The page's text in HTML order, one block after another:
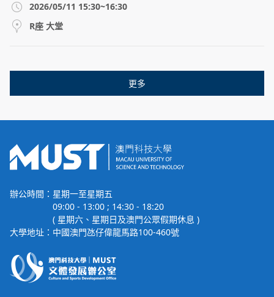
2026/05/11 15:30~16:30
R座 大堂
更多
辦公時間： 星期一至星期五
09:00 - 13:00 ; 14:30 - 18:20
( 星期六、星期日及澳門公眾假期休息 )
大學地址： 中國澳門氹仔偉龍馬路100-460號